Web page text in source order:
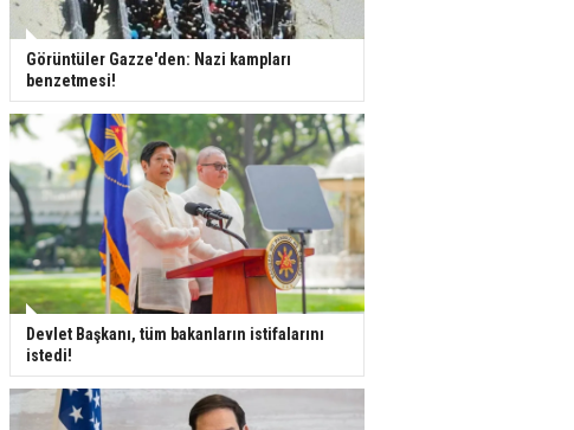
Görüntüler Gazze'den: Nazi kampları
benzetmesi!
Devlet Başkanı, tüm bakanların istifalarını
istedi!